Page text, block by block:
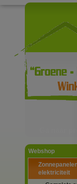
Webshop
elektriciteit